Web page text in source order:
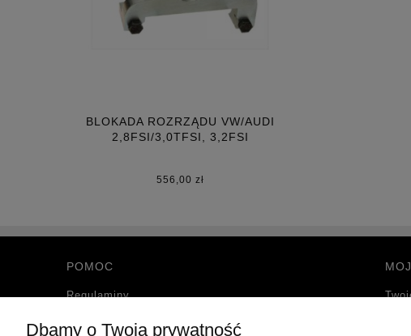
BLOKADA ROZRZĄDU VW/AUDI
2,8FSI/3,0TFSI, 3,2FSI
556,00 zł
POMOC
Regulaminy
Zwroty i reklamacje
Dbamy o Twoją prywatność